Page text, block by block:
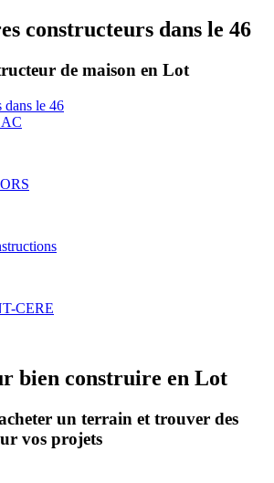
constructeurs dans le 46
de maison en Lot
dans le 46
bien construire en Lot
un terrain et trouver des
vos projets